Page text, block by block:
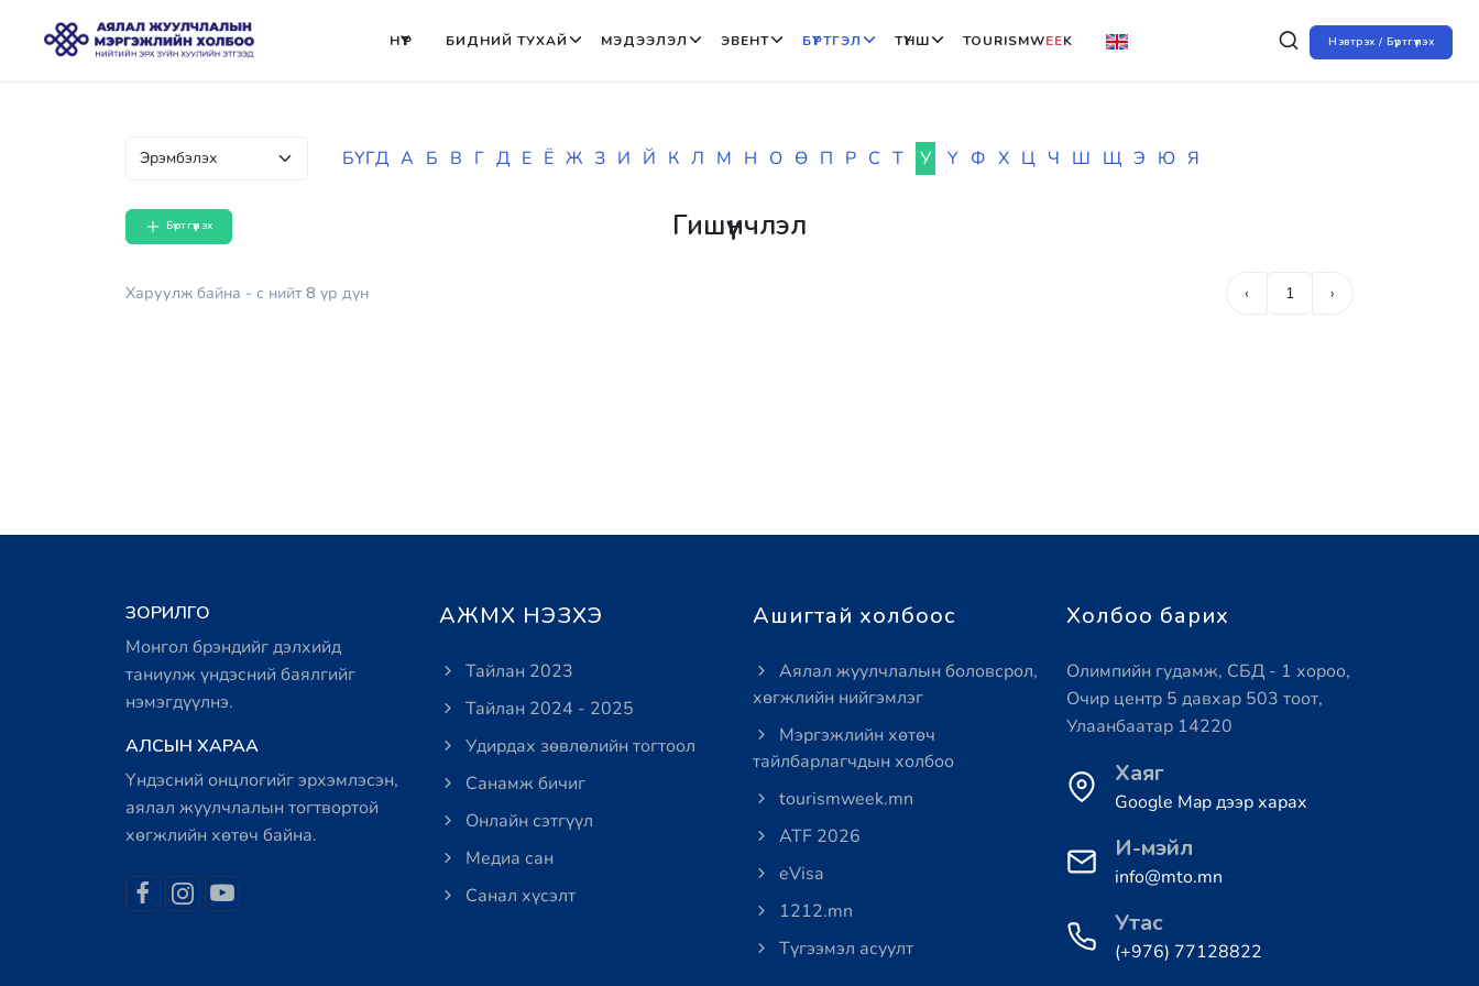
Нэвтрэх / Бүртгүүлэх
НҮҮР БИДНИЙ ТУХАЙ МЭДЭЭЛЭЛ ЭВЕНТ БҮРТГЭЛ ТҮНШ TOURISMWEEK
БҮГД А Б В Г Д Е Ё Ж З И Й К Л М Н О Ө П Р С Т У Ү Ф Х Ц Ч Ш Щ Э Ю Я
Бүртгүүлэх Гишүүнчлэл
Харуулж байна - с нийт8 үр дүн ‹ 1 ›
ЗОРИЛГО
Монгол брэндийг дэлхийд
таниулж үндэсний баялгийг
нэмэгдүүлнэ.
АЛСЫН ХАРАА
Үндэсний онцлогийг эрхэмлэсэн,
аялал жуулчлалын тогтвортой
хөгжлийн хөтөч байна.
АЖМХ НЭЗХЭ
Тайлан 2023
Тайлан 2024 - 2025
Удирдах зөвлөлийн тогтоол
Санамж бичиг
Онлайн сэтгүүл
Медиа сан
Санал хүсэлт
Ашигтай холбоос
Аялал жуулчлалын боловсрол,
хөгжлийн нийгэмлэг
Мэргэжлийн хөтөч
тайлбарлагчдын холбоо
tourismweek.mn
ATF 2026
eVisa
1212.mn
Түгээмэл асуулт
Холбоо барих
Олимпийн гудамж, СБД - 1 хороо,
Очир центр 5 давхар 503 тоот,
Улаанбаатар 14220
Хаяг
Google Map дээр харах
И-мэйл
info@mto.mn
Утас
(+976) 77128822